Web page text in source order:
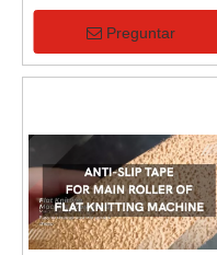
de sistema simple -
Solenoide de transferencia
Preguntar